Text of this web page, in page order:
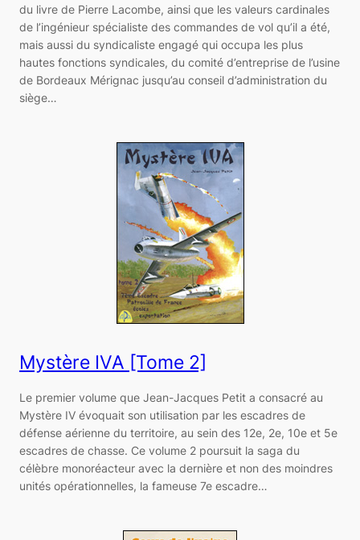
du livre de Pierre Lacombe, ainsi que les valeurs cardinales
de l’ingénieur spécialiste des commandes de vol qu’il a été,
mais aussi du syndicaliste engagé qui occupa les plus
hautes fonctions syndicales, du comité d’entreprise de l’usine
de Bordeaux Mérignac jusqu’au conseil d’administration du
siège…
Mystère IVA [Tome 2]
Le premier volume que Jean-Jacques Petit a consacré au
Mystère IV évoquait son utilisation par les escadres de
défense aérienne du territoire, au sein des 12e, 2e, 10e et 5e
escadres de chasse. Ce volume 2 poursuit la saga du
célèbre monoréacteur avec la dernière et non des moindres
unités opérationnelles, la fameuse 7e escadre…